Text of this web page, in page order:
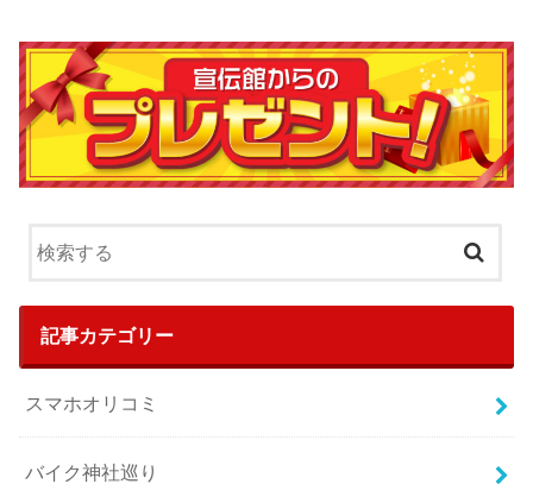
記事カテゴリー
スマホオリコミ
バイク神社巡り